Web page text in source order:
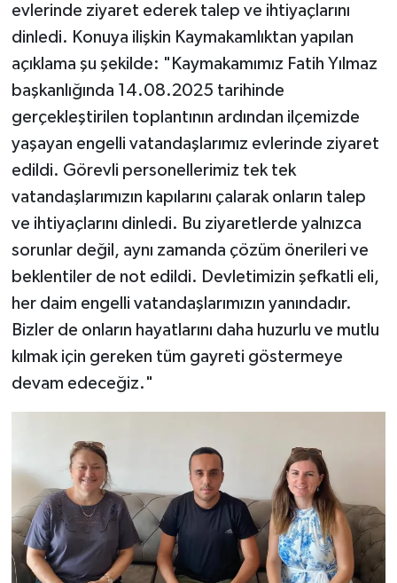
evlerinde ziyaret ederek talep ve ihtiyaçlarını
dinledi. Konuya ilişkin Kaymakamlıktan yapılan
açıklama şu şekilde: "Kaymakamımız Fatih Yılmaz
başkanlığında 14.08.2025 tarihinde
gerçekleştirilen toplantının ardından ilçemizde
yaşayan engelli vatandaşlarımız evlerinde ziyaret
edildi. Görevli personellerimiz tek tek
vatandaşlarımızın kapılarını çalarak onların talep
ve ihtiyaçlarını dinledi. Bu ziyaretlerde yalnızca
sorunlar değil, aynı zamanda çözüm önerileri ve
beklentiler de not edildi. Devletimizin şefkatli eli,
her daim engelli vatandaşlarımızın yanındadır.
Bizler de onların hayatlarını daha huzurlu ve mutlu
kılmak için gereken tüm gayreti göstermeye
devam edeceğiz."